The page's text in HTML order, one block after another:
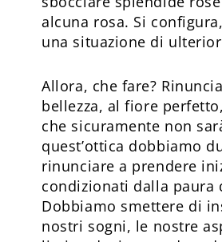
alcuna rosa. Si
una situazione di
Allora, che fare?
bellezza, al fiore
che sicuramente non
quest’ottica dobbiamo
rinunciare a prendere
condizionati dalla paura
Dobbiamo smettere di
nostri sogni, le nostre